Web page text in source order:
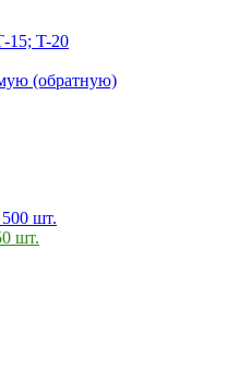
15; T-20
(обратную)
шт.
шт.